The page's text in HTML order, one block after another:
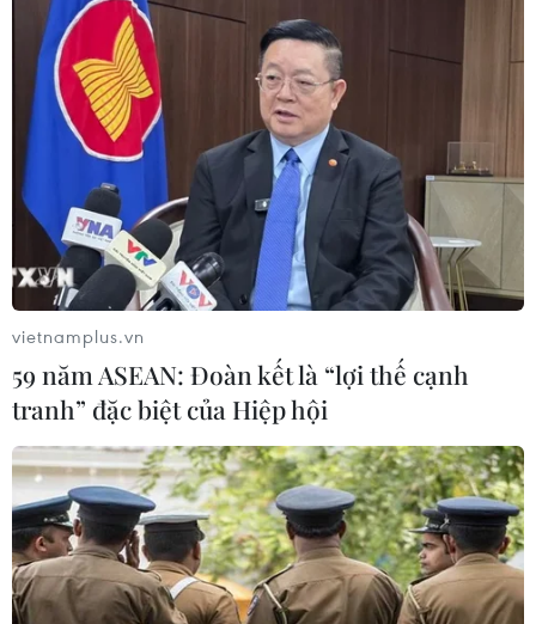
vietnamplus.vn
59 năm ASEAN: Đoàn kết là “lợi thế cạnh
tranh” đặc biệt của Hiệp hội